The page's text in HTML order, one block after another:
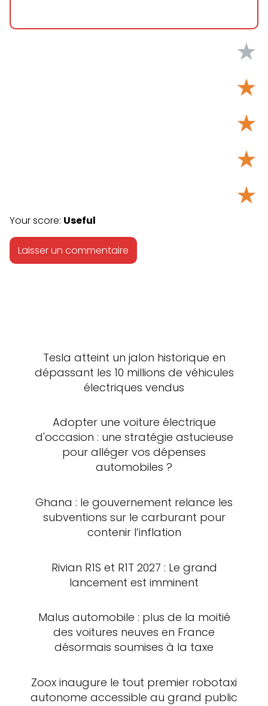
★
★
★
★
★
Your score: Useful
Tesla atteint un jalon historique en
dépassant les 10 millions de véhicules
électriques vendus
Adopter une voiture électrique
d'occasion : une stratégie astucieuse
pour alléger vos dépenses
automobiles ?
Ghana : le gouvernement relance les
subventions sur le carburant pour
contenir l’inflation
Rivian R1S et R1T 2027 : Le grand
lancement est imminent
Malus automobile : plus de la moitié
des voitures neuves en France
désormais soumises à la taxe
Zoox inaugure le tout premier robotaxi
autonome accessible au grand public